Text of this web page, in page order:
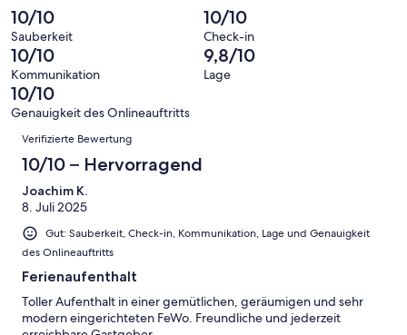
von
10
-
Hervorragend
Bewertung
von
8
-
Gut
haben
eine
Bewertung
von
6
-
Okay
Gästebewertungen
haben
eine
Bewertung
von
4
insgesamt
22
Gästebewertungen
haben
eine
Bewertung
10/10
Sauberkeit
10/10
Check-in
10/10
Kommunikation
9,8/10
Lage
10/10
Genauigkeit des Onlineauftritts
Bewertungen
Verifizierte Bewertung
10/10 – Hervorragend
Joachim K.
8. Juli 2025
Gut: Sauberkeit, Check-in, Kommunikation, Lage und Genauigkeit
des Onlineauftritts
Ferienaufenthalt
Toller Aufenthalt in einer gemütlichen, geräumigen und sehr
modern eingerichteten FeWo. Freundliche und jederzeit